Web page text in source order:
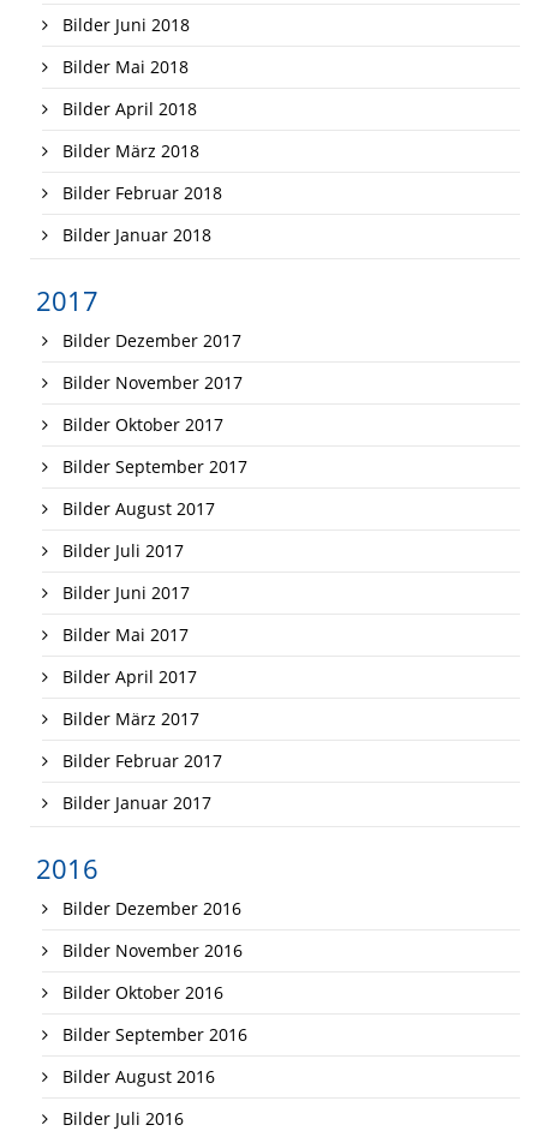
Bilder Juni 2018
Bilder Mai 2018
Bilder April 2018
Bilder März 2018
Bilder Februar 2018
Bilder Januar 2018
2017
Bilder Dezember 2017
Bilder November 2017
Bilder Oktober 2017
Bilder September 2017
Bilder August 2017
Bilder Juli 2017
Bilder Juni 2017
Bilder Mai 2017
Bilder April 2017
Bilder März 2017
Bilder Februar 2017
Bilder Januar 2017
2016
Bilder Dezember 2016
Bilder November 2016
Bilder Oktober 2016
Bilder September 2016
Bilder August 2016
Bilder Juli 2016